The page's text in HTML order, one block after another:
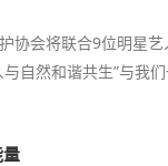
协会将联合9位明星
自然和谐共生”与我